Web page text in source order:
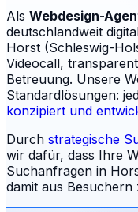
Als Webdesign-
deutschlandweit
Horst (Schleswig-
Videocall,
Betreuung. Unsere
Standardlösungen:
konzipiert und
Durch strategische
wir dafür, dass Ihre
Suchanfragen in
damit aus Besuchern